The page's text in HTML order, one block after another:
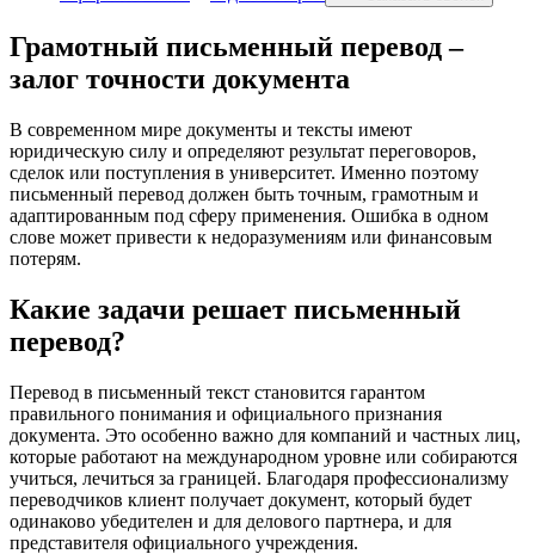
Грамотный письменный перевод –
залог точности документа
В современном мире документы и тексты имеют
юридическую силу и определяют результат переговоров,
сделок или поступления в университет. Именно поэтому
письменный перевод должен быть точным, грамотным и
адаптированным под сферу применения. Ошибка в одном
слове может привести к недоразумениям или финансовым
потерям.
Какие задачи решает письменный
перевод?
Перевод в письменный текст становится гарантом
правильного понимания и официального признания
документа. Это особенно важно для компаний и частных лиц,
которые работают на международном уровне или собираются
учиться, лечиться за границей. Благодаря профессионализму
переводчиков клиент получает документ, который будет
одинаково убедителен и для делового партнера, и для
представителя официального учреждения.